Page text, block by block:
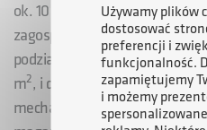
ok. 10 tys. m
z zapleczem
zagospodarowaniem terenu.
podziału na trzy funkcjonalne
m2, i dwa po ok. 2,5 tys. m2i
mechanicznej, obróbki metali,
Używamy plików
dostosować
preferencji i
funkcjonalność.
zapamiętujemy
i możemy